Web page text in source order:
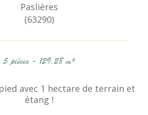
Paslières
(63290)
5 pièces - 129,28 m²
avec 1 hectare de terrain et
étang !